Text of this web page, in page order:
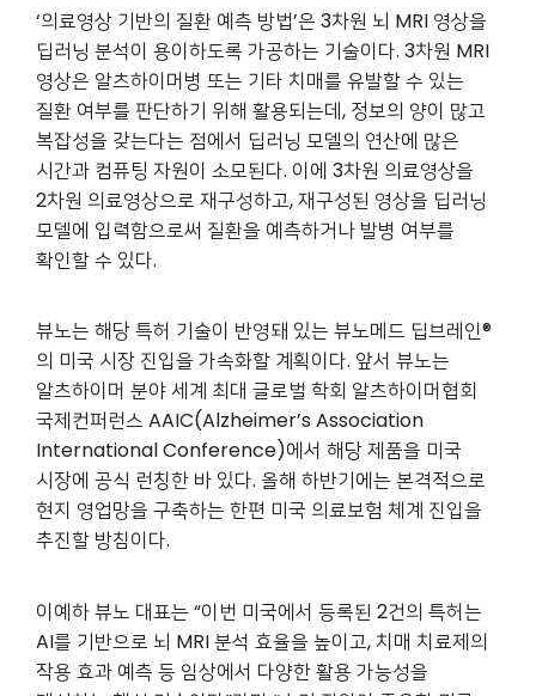
‘의료영상 기반의 질환 예측 방법’은 3차원 뇌 MRI 영상을
딥러닝 분석이 용이하도록 가공하는 기술이다. 3차원 MRI
영상은 알츠하이머병 또는 기타 치매를 유발할 수 있는
질환 여부를 판단하기 위해 활용되는데, 정보의 양이 많고
복잡성을 갖는다는 점에서 딥러닝 모델의 연산에 많은
시간과 컴퓨팅 자원이 소모된다. 이에 3차원 의료영상을
2차원 의료영상으로 재구성하고, 재구성된 영상을 딥러닝
모델에 입력함으로써 질환을 예측하거나 발병 여부를
확인할 수 있다.
뷰노는 해당 특허 기술이 반영돼 있는 뷰노메드 딥브레인®
의 미국 시장 진입을 가속화할 계획이다. 앞서 뷰노는
알츠하이머 분야 세계 최대 글로벌 학회 알츠하이머협회
국제컨퍼런스 AAIC(Alzheimer’s Association
International Conference)에서 해당 제품을 미국
시장에 공식 런칭한 바 있다. 올해 하반기에는 본격적으로
현지 영업망을 구축하는 한편 미국 의료보험 체계 진입을
추진할 방침이다.
이예하 뷰노 대표는 “이번 미국에서 등록된 2건의 특허는
AI를 기반으로 뇌 MRI 분석 효율을 높이고, 치매 치료제의
작용 효과 예측 등 임상에서 다양한 활용 가능성을